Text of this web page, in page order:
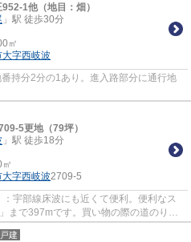
1他（地目：畑）
」駅 徒歩30分
㎡
大字西岐波
持分2分の1あり。進入路部分に通行地
5更地（79坪）
」駅 徒歩18分
大字西岐波2709-5
宇部線床波にも近くて便利。便利なス
まで397mです。買い物の際の道のりも
線床波近くま...
建